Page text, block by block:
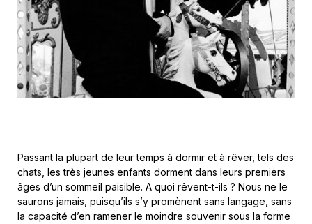
Passant la plupart de leur temps à dormir et à rêver, tels des
chats, les très jeunes enfants dorment dans leurs premiers
âges d’un sommeil paisible. A quoi rêvent-t-ils ? Nous ne le
saurons jamais, puisqu’ils s’y promènent sans langage, sans
la capacité d’en ramener le moindre souvenir sous la forme